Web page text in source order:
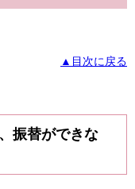
▲目次に戻る
振替ができな